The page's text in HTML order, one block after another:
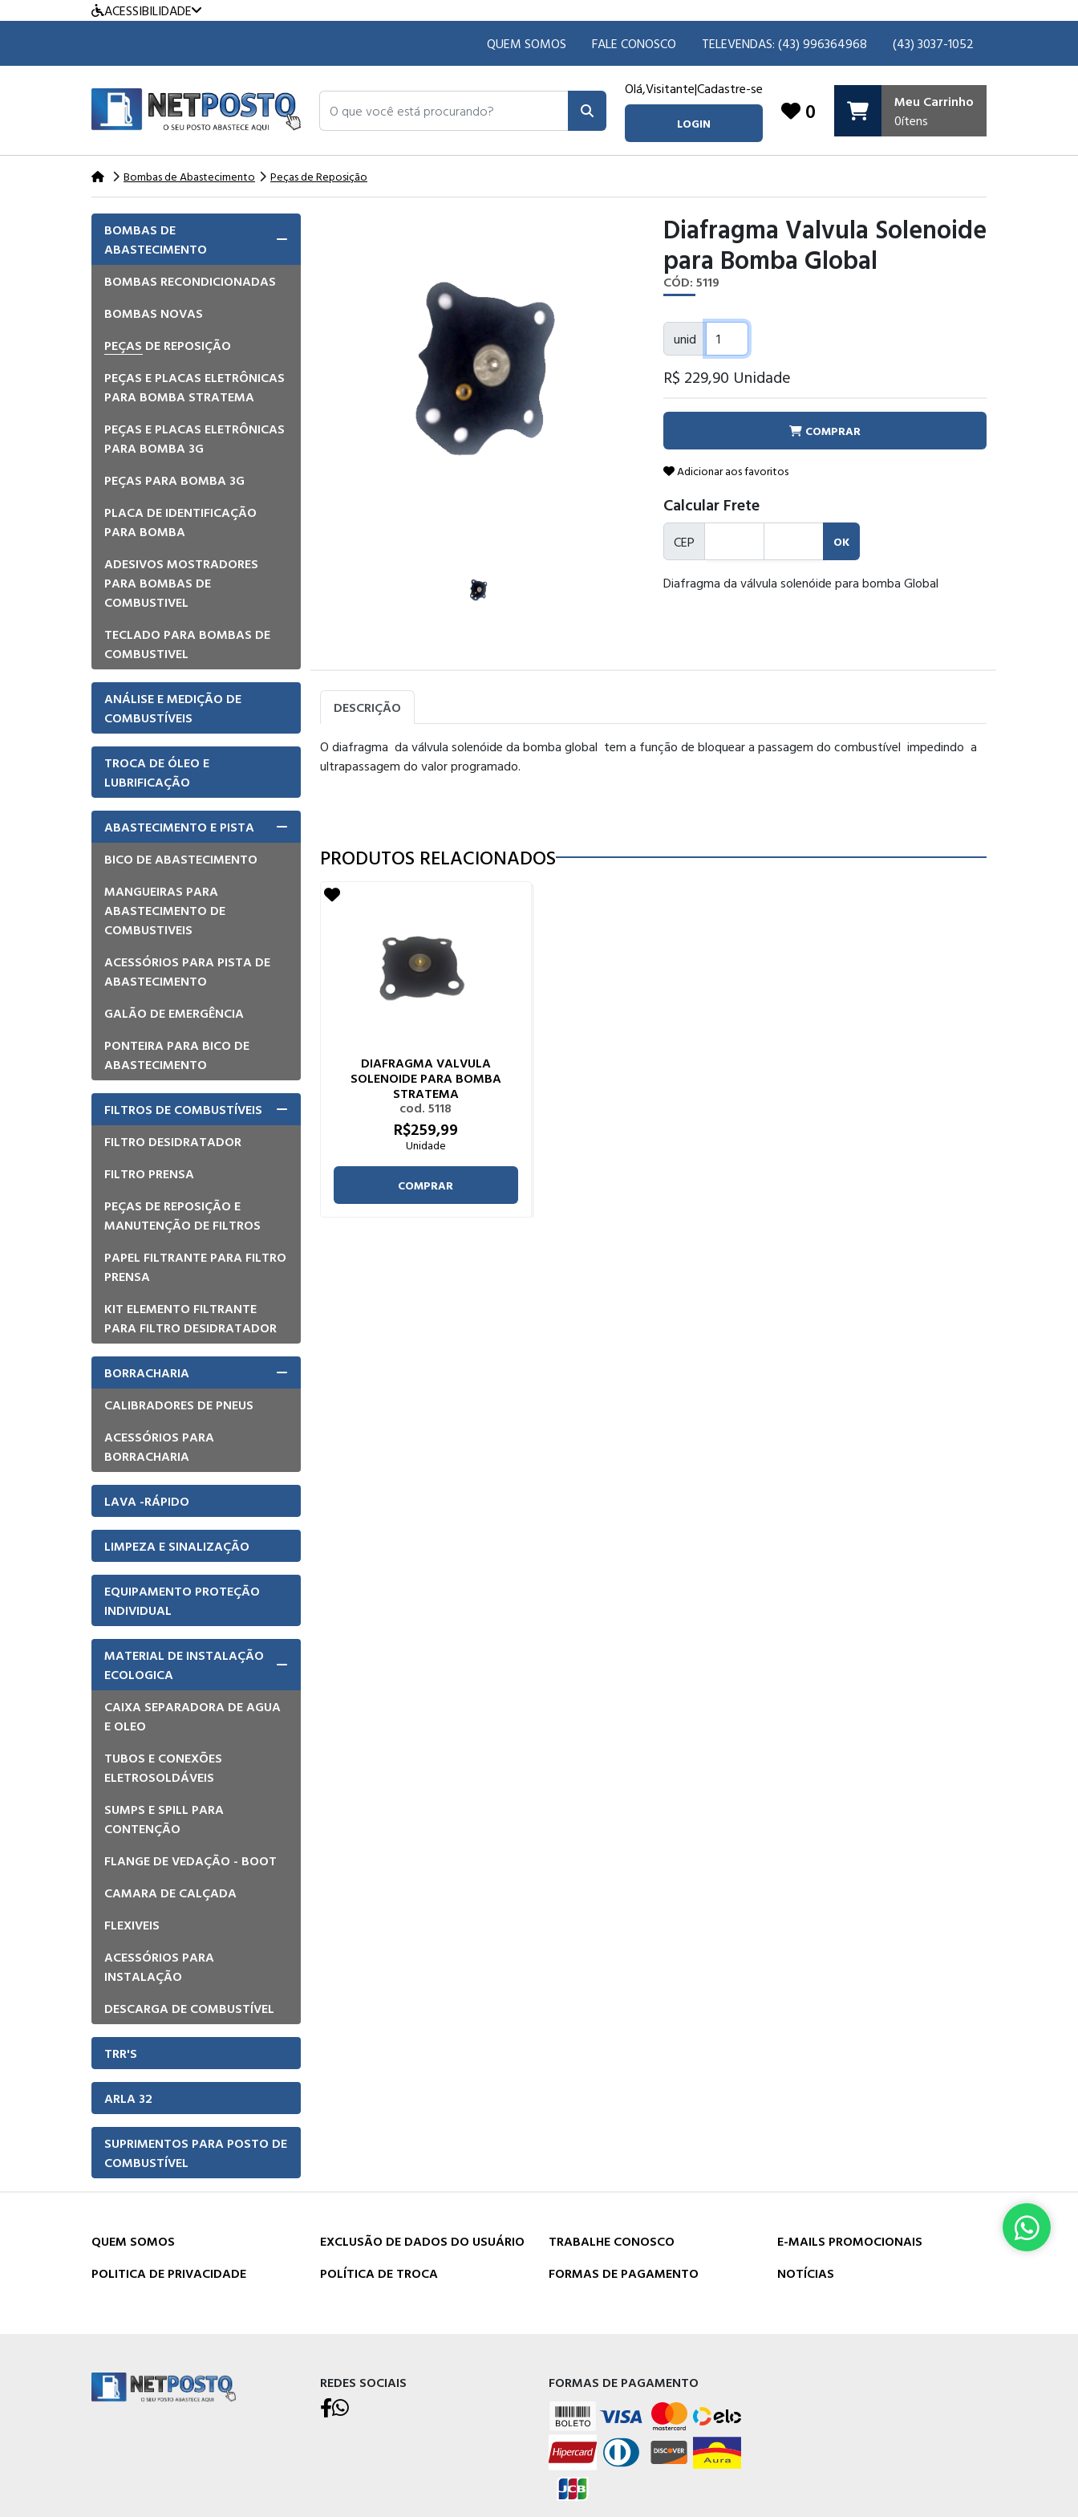
ACESSIBILIDADE
QUEM SOMOS
FALE CONOSCO TELEVENDAS: (43) 996364968 (43) 3037-1052
O que você está procurando? Olá,Visitante|Cadastre-se
LOGIN 0
Meu Carrinho
0ítens
Bombas de Abastecimento Peças de Reposição
BOMBAS DE
ABASTECIMENTO
BOMBAS RECONDICIONADAS
BOMBAS NOVAS
PEÇAS DE REPOSIÇÃO
PEÇAS E PLACAS ELETRÔNICAS
PARA BOMBA STRATEMA
PEÇAS E PLACAS ELETRÔNICAS
PARA BOMBA 3G
PEÇAS PARA BOMBA 3G
PLACA DE IDENTIFICAÇÃO
PARA BOMBA
ADESIVOS MOSTRADORES
PARA BOMBAS DE
COMBUSTIVEL
TECLADO PARA BOMBAS DE
COMBUSTIVEL
ANÁLISE E MEDIÇÃO DE
COMBUSTÍVEIS
TROCA DE ÓLEO E
LUBRIFICAÇÃO
ABASTECIMENTO E PISTA
BICO DE ABASTECIMENTO
MANGUEIRAS PARA
ABASTECIMENTO DE
COMBUSTIVEIS
ACESSÓRIOS PARA PISTA DE
ABASTECIMENTO
GALÃO DE EMERGÊNCIA
PONTEIRA PARA BICO DE
ABASTECIMENTO
FILTROS DE COMBUSTÍVEIS
FILTRO DESIDRATADOR
FILTRO PRENSA
PEÇAS DE REPOSIÇÃO E
MANUTENÇÃO DE FILTROS
PAPEL FILTRANTE PARA FILTRO
PRENSA
KIT ELEMENTO FILTRANTE
PARA FILTRO DESIDRATADOR
BORRACHARIA
CALIBRADORES DE PNEUS
ACESSÓRIOS PARA
BORRACHARIA
LAVA -RÁPIDO
LIMPEZA E SINALIZAÇÃO
EQUIPAMENTO PROTEÇÃO
INDIVIDUAL
MATERIAL DE INSTALAÇÃO
ECOLOGICA
CAIXA SEPARADORA DE AGUA
E OLEO
TUBOS E CONEXÕES
ELETROSOLDÁVEIS
SUMPS E SPILL PARA
CONTENÇÃO
FLANGE DE VEDAÇÃO - BOOT
CAMARA DE CALÇADA
FLEXIVEIS
ACESSÓRIOS PARA
INSTALAÇÃO
DESCARGA DE COMBUSTÍVEL
TRR'S
ARLA 32
SUPRIMENTOS PARA POSTO DE
COMBUSTÍVEL
Diafragma Valvula Solenoide
para Bomba Global
CÓD: 5119
unid
R$ 229,90 Unidade
COMPRAR
Adicionar aos favoritos
Calcular Frete
CEP OK
Diafragma da válvula solenóide para bomba Global
DESCRIÇÃO
O diafragma da válvula solenóide da bomba global tem a função de bloquear a passagem do combustível impedindo a
ultrapassagem do valor programado.
PRODUTOS RELACIONADOS
DIAFRAGMA VALVULA
SOLENOIDE PARA BOMBA
STRATEMA
cod. 5118
R$259,99
Unidade
COMPRAR
QUEM SOMOS EXCLUSÃO DE DADOS DO USUÁRIO TRABALHE CONOSCO
E-MAILS PROMOCIONAIS
POLITICA DE PRIVACIDADE
POLÍTICA DE TROCA FORMAS DE PAGAMENTO NOTÍCIAS
REDES SOCIAIS FORMAS DE PAGAMENTO